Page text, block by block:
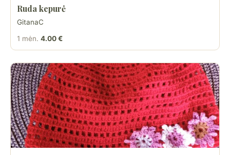
Ruda kepurė
GitanaC
1 mėn. 4.00 €